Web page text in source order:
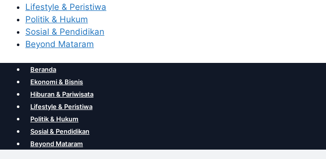
Lifestyle & Peristiwa
Politik & Hukum
Sosial & Pendidikan
Beyond Mataram
Beranda
Ekonomi & Bisnis
Hiburan & Pariwisata
Lifestyle & Peristiwa
Politik & Hukum
Sosial & Pendidikan
Beyond Mataram